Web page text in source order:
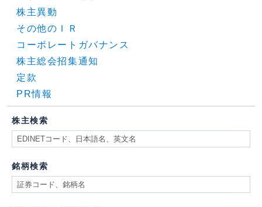
株主異動
その他のＩＲ
コーポレートガバナンス
株主総会招集通知
定款
PR情報
株主検索
銘柄検索